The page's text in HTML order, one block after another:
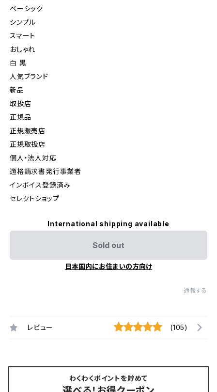
ベーシック
シンプル
スマート
おしゃれ
白 黒
人気ブランド
新品
取扱店
正規品
正規販売店
正規取扱店
個人・法人対応
適格請求書発行事業者
インボイス登録済み
セレクトショップ
International shipping available
Sold out
日本国内にお住まいの方向け
通報する
レビュー (105)
わくわくポイントを貯めて